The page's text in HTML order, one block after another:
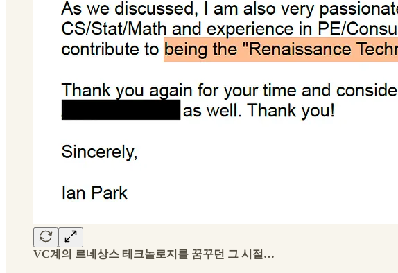
VC계의 르네상스 테크놀로지를 꿈꾸던 그 시절…